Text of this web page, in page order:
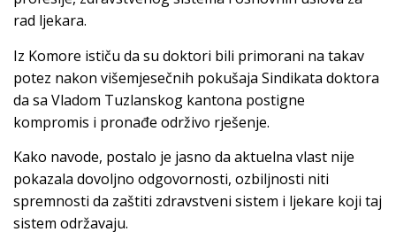
rad ljekara.
Iz Komore ističu da su doktori bili primorani na takav
potez nakon višemjesečnih pokušaja Sindikata doktora
da sa Vladom Tuzlanskog kantona postigne
kompromis i pronađe održivo rješenje.
Kako navode, postalo je jasno da aktuelna vlast nije
pokazala dovoljno odgovornosti, ozbiljnosti niti
spremnosti da zaštiti zdravstveni sistem i ljekare koji taj
sistem održavaju.